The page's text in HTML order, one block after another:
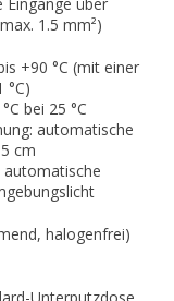
1.5 mm²)
+90 °C (mit einer
°C)
bei 25 °C
automatische
cm
automatische
halogenfrei)